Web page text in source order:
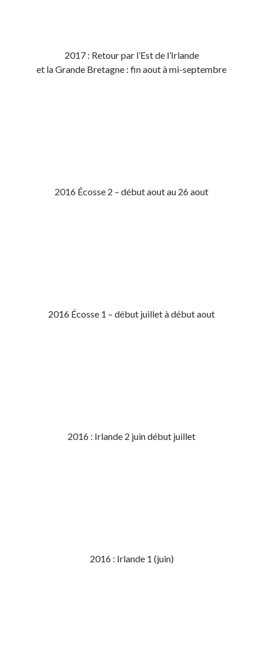
2017 : Retour par l’Est de l’Irlande
et la Grande Bretagne : fin aout à mi-septembre
2016 Écosse 2 – début aout au 26 aout
2016 Écosse 1 – début juillet à début aout
2016 : Irlande 2 juin début juillet
2016 : Irlande 1 (juin)